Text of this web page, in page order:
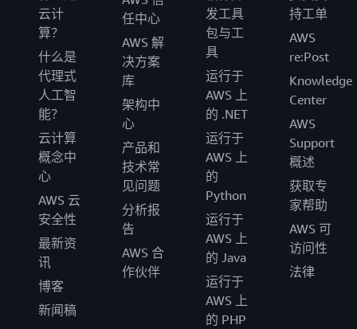
云计
算？
什么是
代理式
人工智
能？
云计算
概念中
心
AWS 云
安全性
最新资
讯
博客
新闻稿
任中心
AWS 解
决方案
库
架构中
心
产品和
技术常
见问题
分析报
告
AWS 合
作伙伴
发工具
包与工
具
运行于
AWS 上
的 .NET
运行于
AWS 上
的
Python
运行于
AWS 上
的 Java
运行于
AWS 上
的 PHP
持工单
AWS
re:Post
Knowledge
Center
AWS
Support
概述
获取专
家帮助
AWS 可
访问性
法律